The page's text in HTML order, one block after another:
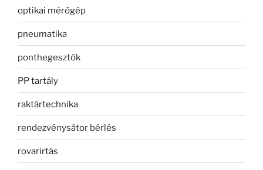
optikai mérőgép
pneumatika
ponthegesztők
PP tartály
raktártechnika
rendezvénysátor bérlés
rovarirtás